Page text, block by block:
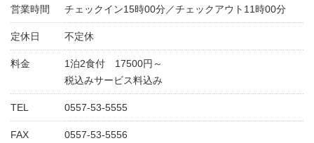
営業時間 チェックイン15時00分／チェックアウト11時00分
定休日 不定休
料金
1泊2食付 17500円～
税込みサービス料込み
TEL 0557-53-5555
FAX 0557-53-5556